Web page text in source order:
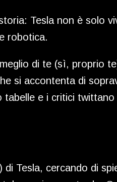
Tesla non è solo
robotica.
di te (sì, proprio
si accontenta di
tabelle e i critici
Tesla, cercando di